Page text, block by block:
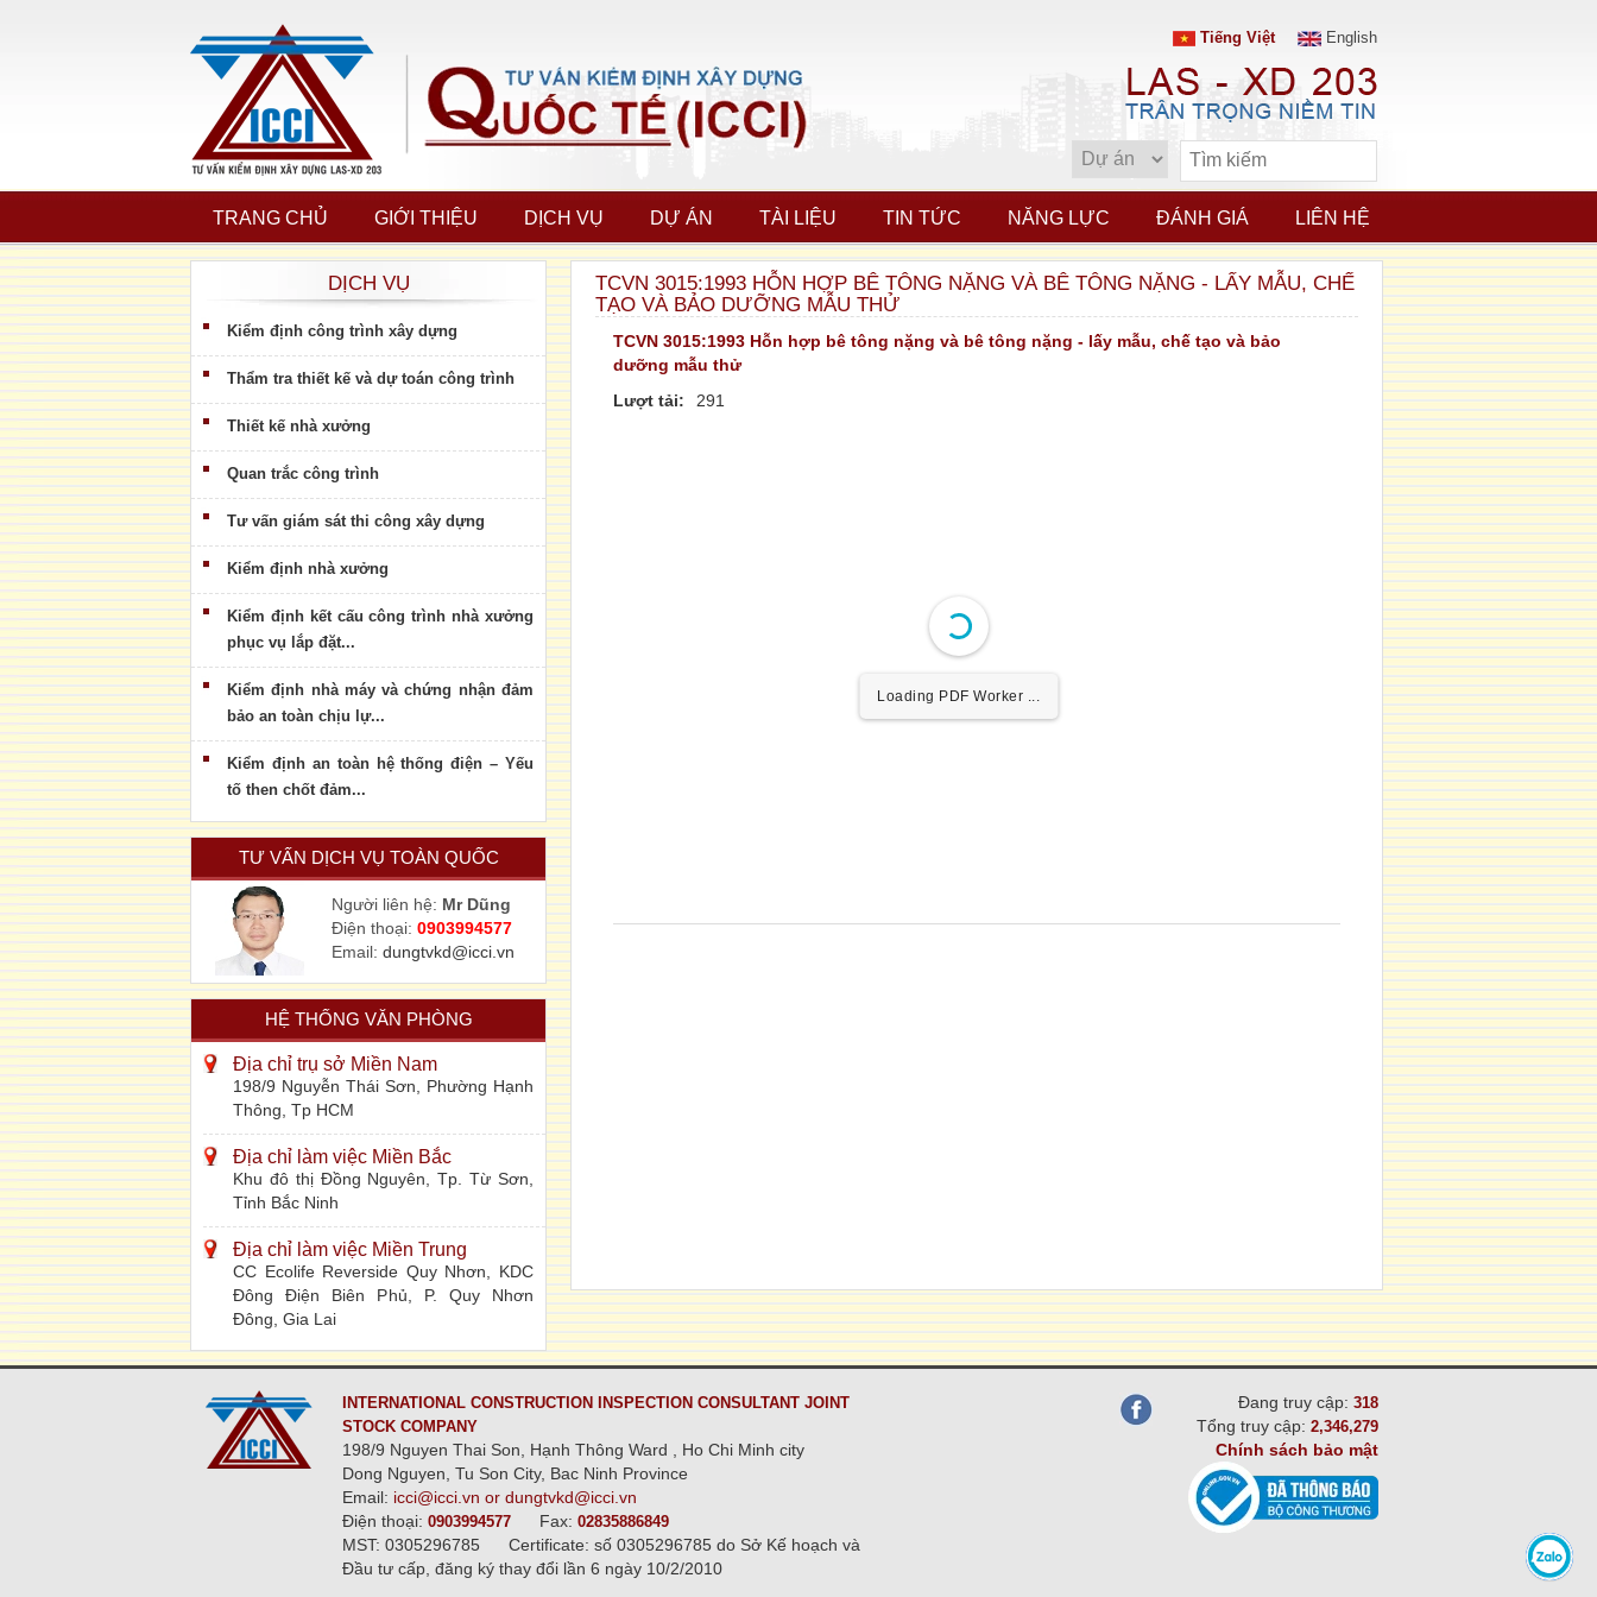
Tiếng Việt English
TRANG CHỦ GIỚI THIỆU DỊCH VỤ DỰ ÁN TÀI LIỆU TIN TỨC NĂNG LỰC ĐÁNH GIÁ LIÊN HỆ
DỊCH VỤ
Kiểm định công trình xây dựng
Thẩm tra thiết kế và dự toán công trình
Thiết kế nhà xưởng
Quan trắc công trình
Tư vấn giám sát thi công xây dựng
Kiểm định nhà xưởng
Kiểm định kết cấu công trình nhà xưởng
phục vụ lắp đặt...
Kiểm định nhà máy và chứng nhận đảm
bảo an toàn chịu lự...
Kiểm định an toàn hệ thống điện – Yếu
tố then chốt đảm...
TƯ VẤN DỊCH VỤ TOÀN QUỐC
Người liên hệ: Mr Dũng
Điện thoại: 0903994577
Email: dungtvkd@icci.vn
HỆ THỐNG VĂN PHÒNG
Địa chỉ trụ sở Miền Nam
198/9 Nguyễn Thái Sơn, Phường Hạnh
Thông, Tp HCM
Địa chỉ làm việc Miền Bắc
Khu đô thị Đồng Nguyên, Tp. Từ Sơn,
Tỉnh Bắc Ninh
Địa chỉ làm việc Miền Trung
CC Ecolife Reverside Quy Nhơn, KDC
Đông Điện Biên Phủ, P. Quy Nhơn
Đông, Gia Lai
TCVN 3015:1993 HỖN HỢP BÊ TÔNG NẶNG VÀ BÊ TÔNG NẶNG - LẤY MẪU, CHẾ
TẠO VÀ BẢO DƯỠNG MẪU THỬ
TCVN 3015:1993 Hỗn hợp bê tông nặng và bê tông nặng - lấy mẫu, chế tạo và bảo
dưỡng mẫu thử
Lượt tải:
291
Loading PDF Worker ...
INTERNATIONAL CONSTRUCTION INSPECTION CONSULTANT JOINT
STOCK COMPANY
198/9 Nguyen Thai Son, Hạnh Thông Ward , Ho Chi Minh city
Dong Nguyen, Tu Son City, Bac Ninh Province
Email: icci@icci.vn or dungtvkd@icci.vn
Điện thoại: 0903994577 Fax: 02835886849
MST: 0305296785
Certificate: số 0305296785 do Sở Kế hoạch và
Đầu tư cấp, đăng ký thay đổi lần 6 ngày 10/2/2010
Đang truy cập: 318
Tổng truy cập: 2,346,279
Chính sách bảo mật